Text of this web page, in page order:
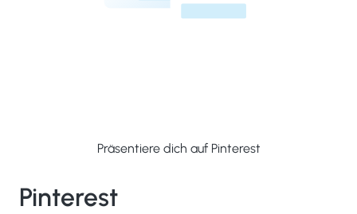
Pinterest
Präsentiere dich auf Pinterest